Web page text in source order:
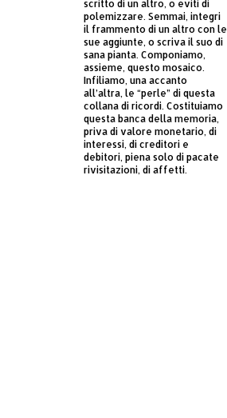
scritto di un altro, o eviti di
polemizzare. Semmai, integri
il frammento di un altro con le
sue aggiunte, o scriva il suo di
sana pianta. Componiamo,
assieme, questo mosaico.
Infiliamo, una accanto
all’altra, le “perle” di questa
collana di ricordi. Costituiamo
questa banca della memoria,
priva di valore monetario, di
interessi, di creditori e
debitori, piena solo di pacate
rivisitazioni, di affetti.